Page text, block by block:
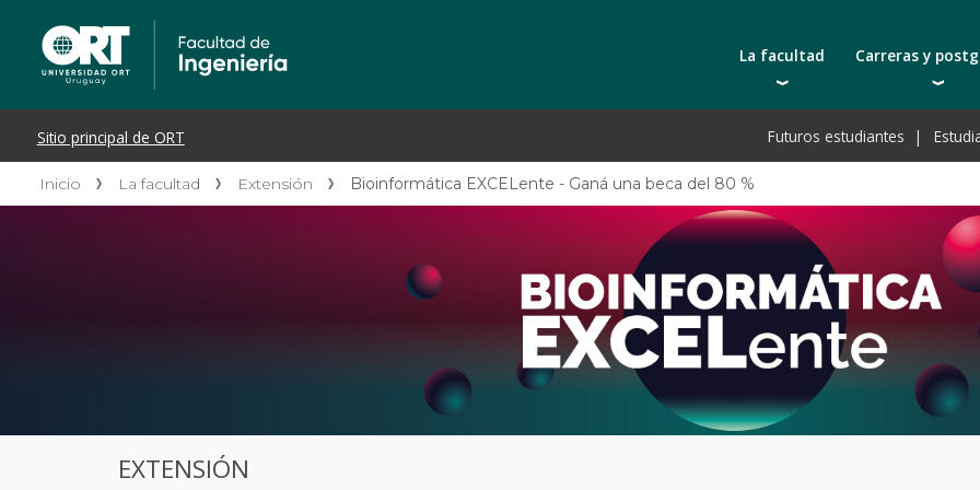
La facultad
Autoridades
Docentes | Escuela de Ingeniería
Docentes | Escuela de Tecnología
Qué nos distingue
Cátedras
Investigación
Laboratorios e infraestructura
Acreditación ARCU-SUR
Carreras y
Carreras
Tecnicaturas
Actualización
Toda la oferta
Futuros estudiantes
Inicio La facultad Extensión Bioinformática EXCELente - Ganá una beca del 80 %
EXTENSIÓN